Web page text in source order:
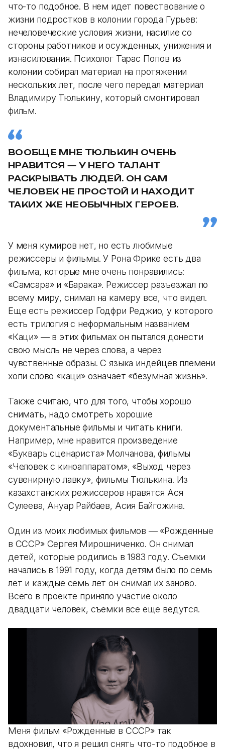
что-то подобное. В нем идет повествование о
жизни подростков в колонии города Гурьев:
нечеловеческие условия жизни, насилие со
стороны работников и осужденных, унижения и
изнасилования. Психолог Тарас Попов из
колонии собирал материал на протяжении
нескольких лет, после чего передал материал
Владимиру Тюлькину, который смонтировал
фильм.
ВООБЩЕ МНЕ ТЮЛЬКИН ОЧЕНЬ
НРАВИТСЯ — У НЕГО ТАЛАНТ
РАСКРЫВАТЬ ЛЮДЕЙ. ОН САМ
ЧЕЛОВЕК НЕ ПРОСТОЙ И НАХОДИТ
ТАКИХ ЖЕ НЕОБЫЧНЫХ ГЕРОЕВ.
У меня кумиров нет, но есть любимые
режиссеры и фильмы. У Рона Фрике есть два
фильма, которые мне очень понравились:
«Самсара» и «Барака». Режиссер разъезжал по
всему миру, снимал на камеру все, что видел.
Еще есть режиссер Годфри Реджио, у которого
есть трилогия с неформальным названием
«Каци» — в этих фильмах он пытался донести
свою мысль не через слова, а через
чувственные образы. С языка индейцев племени
хопи слово «каци» означает «безумная жизнь».
Также считаю, что для того, чтобы хорошо
снимать, надо смотреть хорошие
документальные фильмы и читать книги.
Например, мне нравится произведение
«Букварь сценариста» Молчанова, фильмы
«Человек с киноаппаратом», «Выход через
сувенирную лавку», фильмы Тюлькина. Из
казахстанских режиссеров нравятся Ася
Сулеева, Ануар Райбаев, Асия Байгожина.
Один из моих любимых фильмов — «Рожденные
в СССР» Сергея Мирошниченко. Он снимал
детей, которые родились в 1983 году. Съемки
начались в 1991 году, когда детям было по семь
лет и каждые семь лет он снимал их заново.
Всего в проекте приняло участие около
двадцати человек, съемки все еще ведутся.
Меня фильм «Рожденные в СССР» так
вдохновил, что я решил снять что-то подобное в